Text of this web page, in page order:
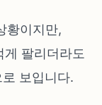
황이지만,
팔리더라도
보입니다.